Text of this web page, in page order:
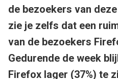
de bezoekers van
zie je zelfs dat een
van de bezoekers
Gedurende de week
Firefox lager (37%) te